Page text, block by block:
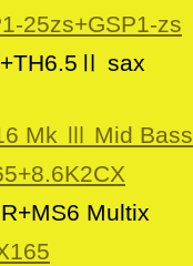
25zs+GSP1-zs
sax
Mk Ⅲ Mid Bass
Multix